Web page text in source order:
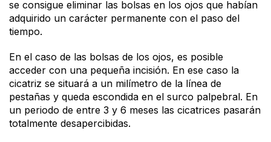
se consigue eliminar las bolsas en los ojos que habían
adquirido un carácter permanente con el paso del
tiempo.
En el caso de las bolsas de los ojos, es posible
acceder con una pequeña incisión. En ese caso la
cicatriz se situará a un milímetro de la línea de
pestañas y queda escondida en el surco palpebral. En
un periodo de entre 3 y 6 meses las cicatrices pasarán
totalmente desapercibidas.